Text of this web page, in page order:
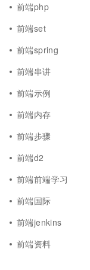
前端php
前端set
前端spring
前端串讲
前端示例
前端内存
前端步骤
前端d2
前端前端学习
前端国际
前端jenkins
前端资料